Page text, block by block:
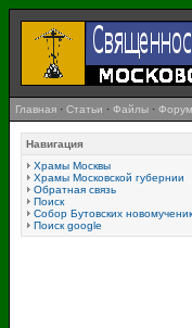
Главная · Статьи · Файлы · Форум
Навигация
Храмы Москвы
Храмы Московской губернии
Обратная связь
Поиск
Собор Бутовских
Поиск google